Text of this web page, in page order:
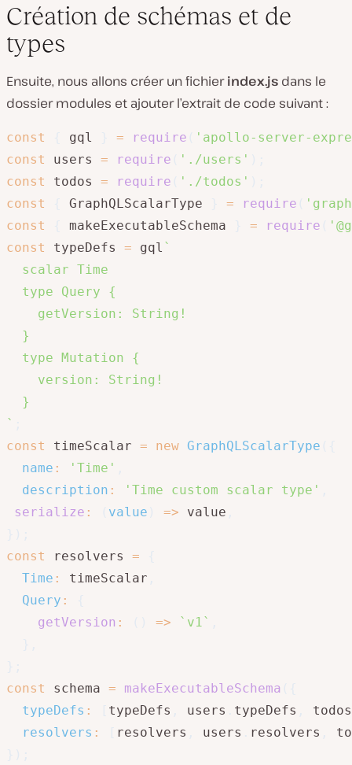
Création de schémas et de
types
Ensuite, nous allons créer un fichierindex.js dans le
dossier modules et ajouter l’extrait de code suivant :
const gql = require
'apollo-server-
const
users = require './users'
const
todos = require './todos'
const
GraphQLScalarType = require
const
makeExecutableSchema = require
const
typeDefs = gql `
  scalar Time
  type Query {
    getVersion: String!
  }
  type Mutation {
    version: String!
`
const
timeScalar = new GraphQLScalarType
name : 'Time'
description : 'Time custom scalar type'
serialize : value => value
const
resolvers =
Time : timeScalar
Query :
getVersion : => ` v1 `
const
schema = makeExecutableSchema
typeDefs : typeDefs users typeDefs
todos
resolvers : resolvers users resolvers